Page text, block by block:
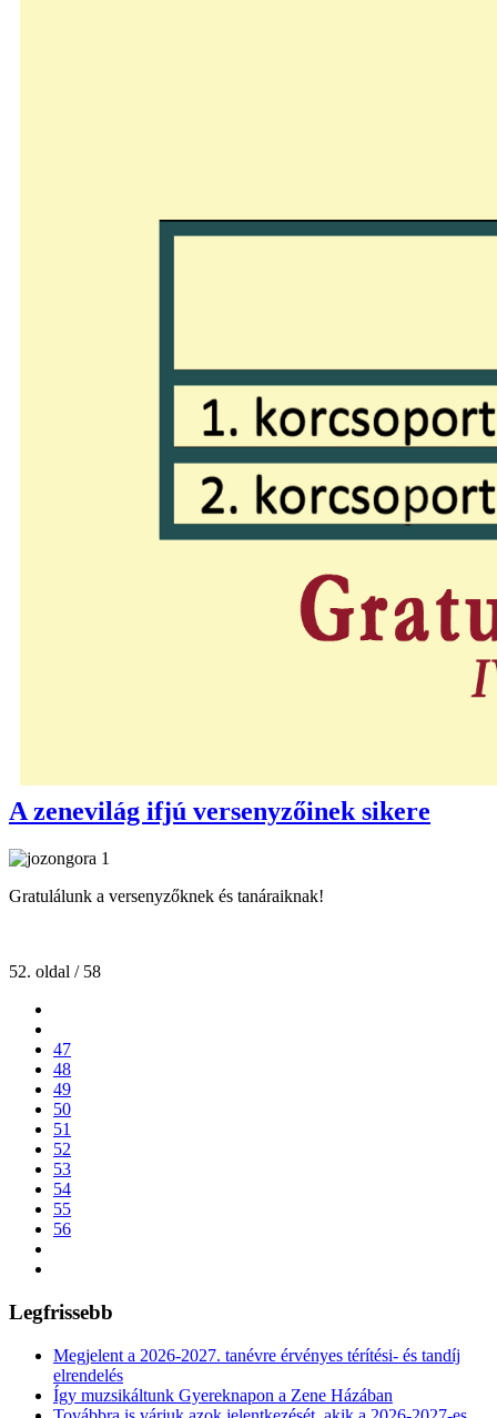
A zenevilág ifjú versenyzőinek sikere
Gratulálunk a versenyzőknek és tanáraiknak!
52. oldal / 58
47
48
49
50
51
52
53
54
55
56
Legfrissebb
Megjelent a 2026-2027. tanévre érvényes térítési- és tandíj
elrendelés
Így muzsikáltunk Gyereknapon a Zene Házában